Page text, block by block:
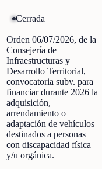
Cerrada
Orden 06/07/2026, de la
Consejería de
Infraestructuras y
Desarrollo Territorial,
convocatoria subv. para
financiar durante 2026 la
adquisición,
arrendamiento o
adaptación de vehículos
destinados a personas
con discapacidad física
y/u orgánica.